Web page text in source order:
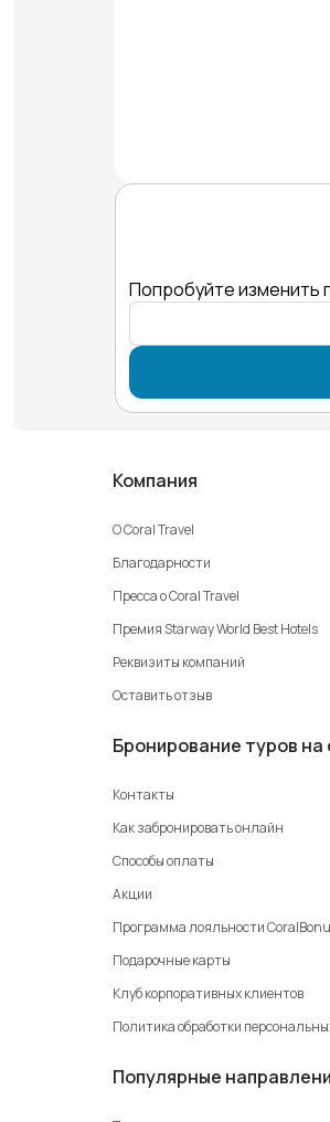
Попробуйте изменить
Компания
О Coral Travel
Благодарности
Пресса о Coral Travel
Премия Starway World Best Hotels
Реквизиты компаний
Оставить отзыв
Бронирование туров на
Контакты
Как забронировать онлайн
Способы оплаты
Акции
Программа лояльности
Подарочные карты
Клуб корпоративных клиентов
Политика обработки
Популярные